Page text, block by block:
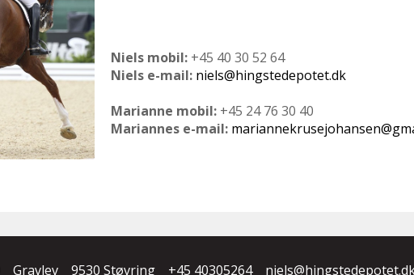
Niels mobil: +45 40 30 52 64
Niels e-mail: niels@hingstedepotet.dk
Marianne mobil: +45 24 76 30 40
Mariannes e-mail:
Gravlev 9530 Støvring +45 40305264